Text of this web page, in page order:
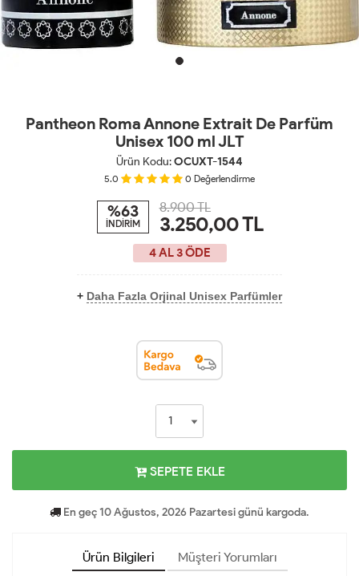
Pantheon Roma Annone Extrait De Parfüm
Unisex 100 ml JLT
Ürün Kodu:OCUXT-1544
5.0 0 Değerlendirme
%63
İNDİRİM
8.900 TL
3.250,00TL
4 AL 3 ÖDE
+ Daha Fazla Orjinal Unisex Parfümler
SEPETE EKLE
En geç 10 Ağustos, 2026 Pazartesi günü kargoda.
Ürün Bilgileri Müşteri Yorumları